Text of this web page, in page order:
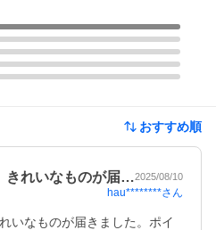
おすすめ順
きれいなものが届…2025/08/10
hau********さん
いなものが届きました。ポイ